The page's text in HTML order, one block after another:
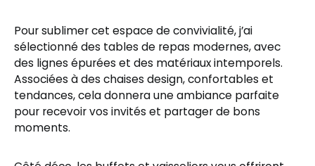
Pour sublimer cet espace de convivialité, j’ai
sélectionné des tables de repas modernes, avec
des lignes épurées et des matériaux intemporels.
Associées à des chaises design, confortables et
tendances, cela donnera une ambiance parfaite
pour recevoir vos invités et partager de bons
moments.